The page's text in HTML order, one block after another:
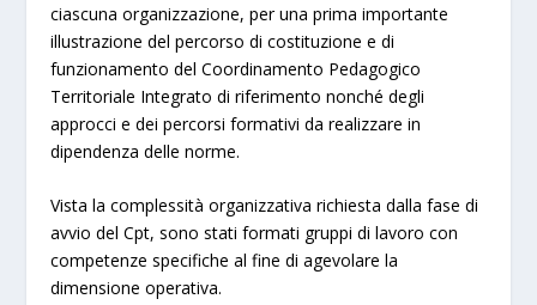
ciascuna organizzazione, per una prima importante
illustrazione del percorso di costituzione e di
funzionamento del Coordinamento Pedagogico
Territoriale Integrato di riferimento nonché degli
approcci e dei percorsi formativi da realizzare in
dipendenza delle norme.
Vista la complessità organizzativa richiesta dalla fase di
avvio del Cpt, sono stati formati gruppi di lavoro con
competenze specifiche al fine di agevolare la
dimensione operativa.